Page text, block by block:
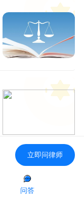
立即问律师
问答